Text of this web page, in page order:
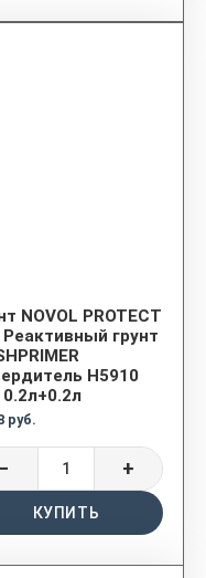
NOVOL PROTECT
Реактивный грунт
H5910
0.2л+0.2л
руб.
− +
КУПИТЬ